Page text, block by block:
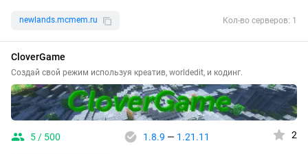
newlands.mcmem.ru Кол-во серверов: 1
CloverGame
Создай свой режим используя креатив, worldedit, и кодинг.
5 / 500 1.8.9 — 1.21.11 2